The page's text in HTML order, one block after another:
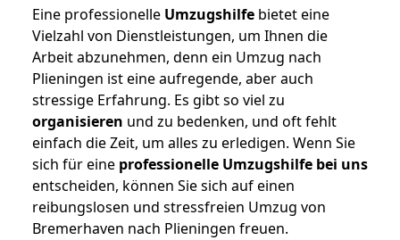
Eine professionelle Umzugshilfe bietet eine
Vielzahl von Dienstleistungen, um Ihnen die
Arbeit abzunehmen, denn ein Umzug nach
Plieningen ist eine aufregende, aber auch
stressige Erfahrung. Es gibt so viel zu
organisieren und zu bedenken, und oft fehlt
einfach die Zeit, um alles zu erledigen. Wenn Sie
sich für eine professionelle Umzugshilfe bei uns
entscheiden, können Sie sich auf einen
reibungslosen und stressfreien Umzug von
Bremerhaven nach Plieningen freuen.